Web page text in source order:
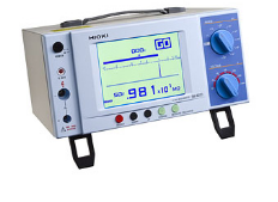
48％（割引率52％）
47％（割引率53％）
45％（割引率55％）